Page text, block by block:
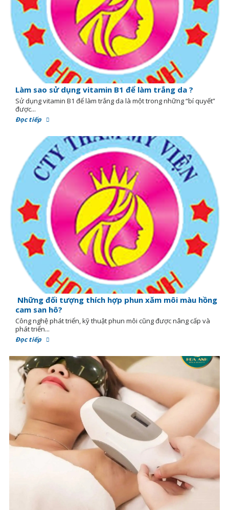
Làm sao sử dụng vitamin B1 để làm trắng da ?
Sử dụng vitamin B1 để làm trắng da là một trong những “bí quyết”
được...
Đọc tiếp
Những đối tượng thích hợp phun xăm môi màu hồng
cam san hô?
Công nghệ phát triển, kỹ thuật phun môi cũng được nâng cấp và
phát triển...
Đọc tiếp